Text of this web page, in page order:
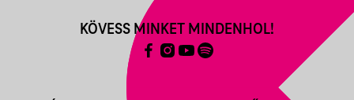
KÖVESS MINKET MINDENHOL!